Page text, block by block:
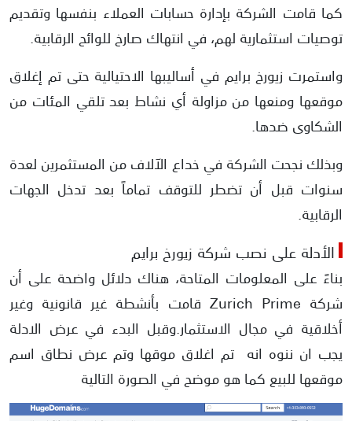
كما قامت الشركة بإدارة حسابات العملاء بنفسها وتقديم
توصيات استثمارية لهم، في انتهاك صارخ للوائح الرقابية.
واستمرت زيورخ برايم في أساليبها الاحتيالية حتى تم إغلاق
موقعها ومنعها من مزاولة أي نشاط بعد تلقي المئات من
الشكاوى ضدها.
وبذلك نجحت الشركة في خداع الآلاف من المستثمرين لعدة
سنوات قبل أن تضطر للتوقف تماماً بعد تدخل الجهات
الرقابية.
الأدلة على نصب شركة زيورخ برايم
بناءً على المعلومات المتاحة، هناك دلائل واضحة على أن
شركة Zurich Prime قامت بأنشطة غير قانونية وغير
أخلاقية في مجال الاستثمار.وقبل البدء في عرض الادلة
يجب ان ننوه انه تم اغلاق موقها وتم عرض نطاق اسم
موقعها للبيع كما هو موضح في الصورة التالية